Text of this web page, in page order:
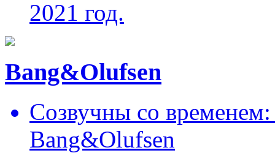
2021 год.
Bang&Olufsen
Созвучны со временем:
Bang&Olufsen